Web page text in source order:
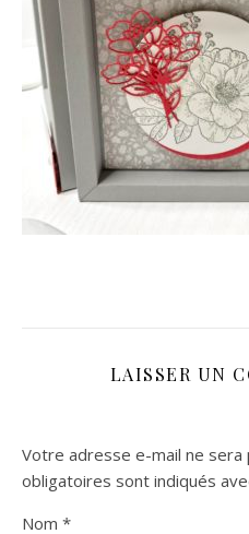
LAISSER UN
Votre adresse e-mail ne sera
obligatoires sont indiqués
Nom *